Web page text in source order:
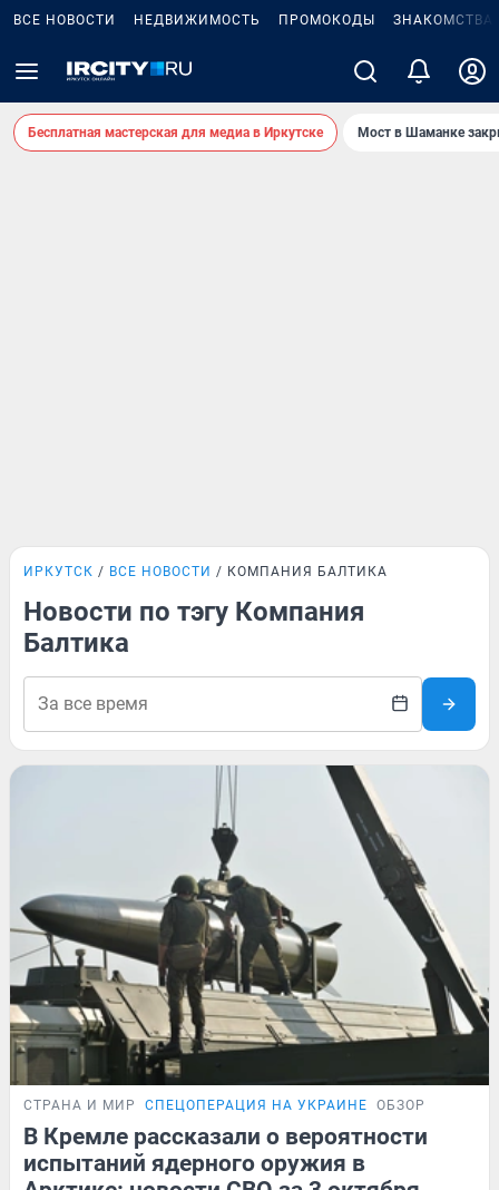
ВСЕ НОВОСТИ НЕДВИЖИМОСТЬ ПРОМОКОДЫ ЗНАКОМСТВА
Бесплатная мастерская для медиа в Иркутске Мост в Шаманке
ИРКУТСК ВСЕ НОВОСТИ КОМПАНИЯ БАЛТИКА
Новости по тэгу Компания
Балтика
СТРАНА И МИР СПЕЦОПЕРАЦИЯ НА УКРАИНЕ ОБЗОР
В Кремле рассказали о вероятности
испытаний ядерного оружия в